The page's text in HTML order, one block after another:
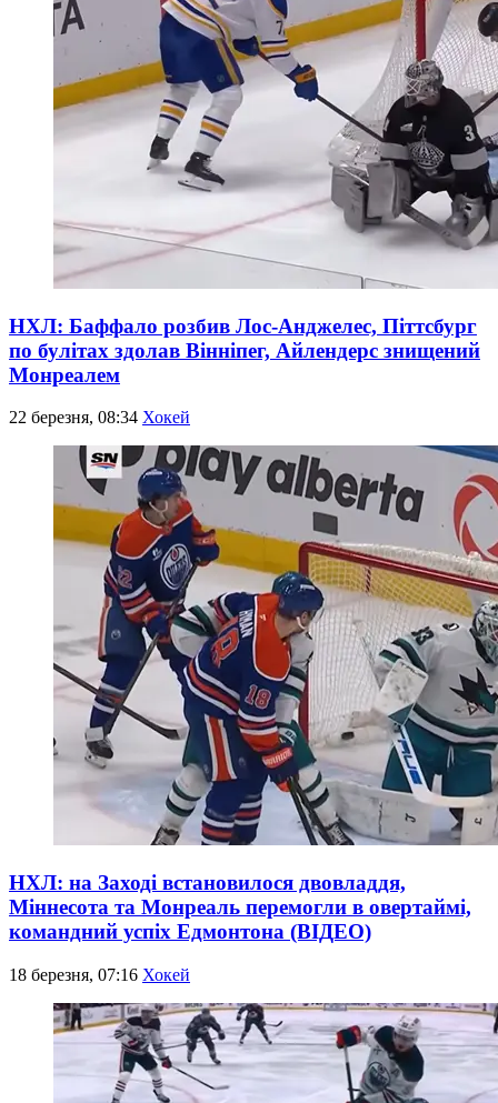
НХЛ: Баффало розбив Лос-Анджелес, Піттсбург
по булітах здолав Вінніпег, Айлендерс знищений
Монреалем
22 березня, 08:34 Хокей
НХЛ: на Заході встановилося двовладдя,
Міннесота та Монреаль перемогли в овертаймі,
командний успіх Едмонтона (ВІДЕО)
18 березня, 07:16 Хокей